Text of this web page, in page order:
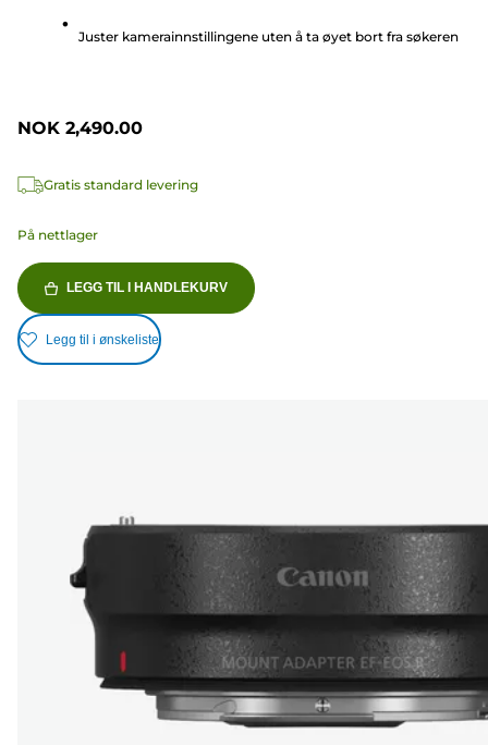
omtalerJuster kamerainnstillingene uten å ta øyet bort fra søkeren
NOK 2,490.00
Gratis standard levering
På nettlager
LEGG TIL I HANDLEKURV
Legg til i ønskeliste